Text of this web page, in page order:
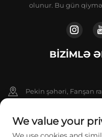
olunur. Bu gün
BIZIMLƏ
Pekin şəhəri, Fanşan
+86-13911459627
We value your